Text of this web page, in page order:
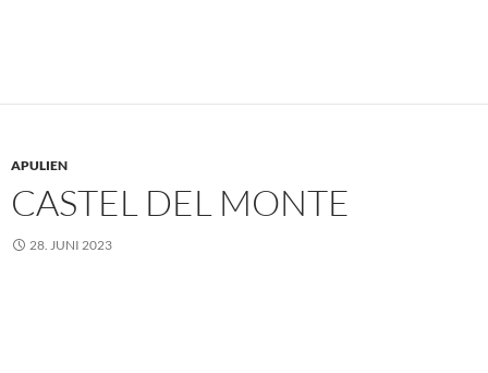
APULIEN
CASTEL DEL MONTE
28. JUNI 2023